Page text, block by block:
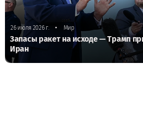
26 июля 2026 г. • Мир
Запасы ракет на исходе — Трамп
Иран